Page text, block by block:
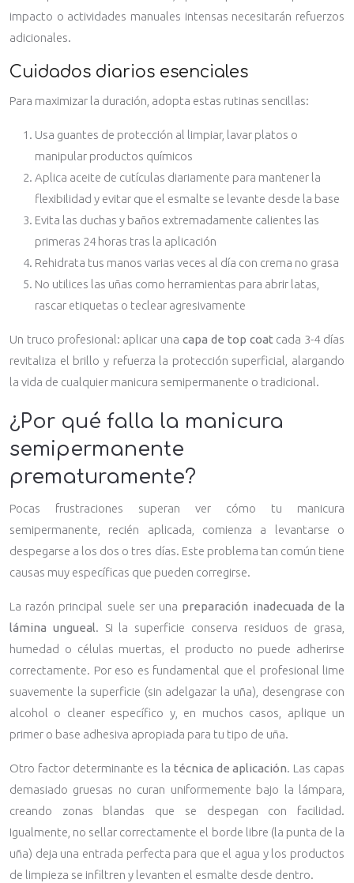
impacto o actividades manuales intensas necesitarán refuerzos
adicionales.
Cuidados diarios esenciales
Para maximizar la duración, adopta estas rutinas sencillas:
Usa guantes de protección al limpiar, lavar platos o
manipular productos químicos
Aplica aceite de cutículas diariamente para mantener la
flexibilidad y evitar que el esmalte se levante desde la base
Evita las duchas y baños extremadamente calientes las
primeras 24 horas tras la aplicación
Rehidrata tus manos varias veces al día con crema no grasa
No utilices las uñas como herramientas para abrir latas,
rascar etiquetas o teclear agresivamente
Un truco profesional: aplicar unacapa de top coat cada 3-4 días
revitaliza el brillo y refuerza la protección superficial, alargando
la vida de cualquier manicura semipermanente o tradicional.
¿Por qué falla la manicura
semipermanente
prematuramente?
Pocas frustraciones superan ver cómo tu manicura
semipermanente, recién aplicada, comienza a levantarse o
despegarse a los dos o tres días. Este problema tan común tiene
causas muy específicas que pueden corregirse.
La razón principal suele ser una preparación inadecuada de la
lámina ungueal. Si la superficie conserva residuos de grasa,
humedad o células muertas, el producto no puede adherirse
correctamente. Por eso es fundamental que el profesional lime
suavemente la superficie (sin adelgazar la uña), desengrase con
alcohol o cleaner específico y, en muchos casos, aplique un
primer o base adhesiva apropiada para tu tipo de uña.
Otro factor determinante es la técnica de aplicación. Las capas
demasiado gruesas no curan uniformemente bajo la lámpara,
creando zonas blandas que se despegan con facilidad.
Igualmente, no sellar correctamente el borde libre (la punta de la
uña) deja una entrada perfecta para que el agua y los productos
de limpieza se infiltren y levanten el esmalte desde dentro.